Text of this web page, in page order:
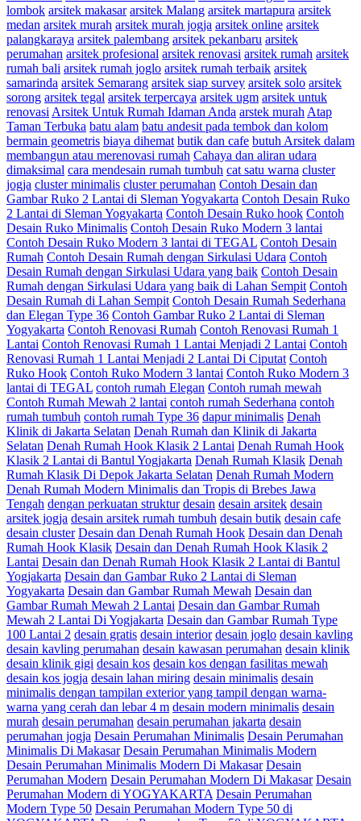
lombok arsitek makasar arsitek Malang arsitek martapura arsitek
medan arsitek murah arsitek murah jogja arsitek online arsitek
palangkaraya arsitek palembang arsitek pekanbaru arsitek
perumahan arsitek profesional arsitek renovasi arsitek rumah arsitek
rumah bali arsitek rumah joglo arsitek rumah terbaik arsitek
samarinda arsitek Semarang arsitek siap survey arsitek solo arsitek
sorong arsitek tegal arsitek terpercaya arsitek ugm arsitek untuk
renovasi Arsitek Untuk Rumah Idaman Anda arstek murah Atap
Taman Terbuka batu alam batu andesit pada tembok dan kolom
bermain geometris biaya dihemat butik dan cafe butuh Arsitek dalam
membangun atau merenovasi rumah Cahaya dan aliran udara
dimaksimal cara mendesain rumah tumbuh cat satu warna cluster
jogja cluster minimalis cluster perumahan Contoh Desain dan
Gambar Ruko 2 Lantai di Sleman Yogyakarta Contoh Desain Ruko
2 Lantai di Sleman Yogyakarta Contoh Desain Ruko hook Contoh
Desain Ruko Minimalis Contoh Desain Ruko Modern 3 lantai
Contoh Desain Ruko Modern 3 lantai di TEGAL Contoh Desain
Rumah Contoh Desain Rumah dengan Sirkulasi Udara Contoh
Desain Rumah dengan Sirkulasi Udara yang baik Contoh Desain
Rumah dengan Sirkulasi Udara yang baik di Lahan Sempit Contoh
Desain Rumah di Lahan Sempit Contoh Desain Rumah Sederhana
dan Elegan Type 36 Contoh Gambar Ruko 2 Lantai di Sleman
Yogyakarta Contoh Renovasi Rumah Contoh Renovasi Rumah 1
Lantai Contoh Renovasi Rumah 1 Lantai Menjadi 2 Lantai Contoh
Renovasi Rumah 1 Lantai Menjadi 2 Lantai Di Ciputat Contoh
Ruko Hook Contoh Ruko Modern 3 lantai Contoh Ruko Modern 3
lantai di TEGAL contoh rumah Elegan Contoh rumah mewah
Contoh Rumah Mewah 2 lantai contoh rumah Sederhana contoh
rumah tumbuh contoh rumah Type 36 dapur minimalis Denah
Klinik di Jakarta Selatan Denah Rumah dan Klinik di Jakarta
Selatan Denah Rumah Hook Klasik 2 Lantai Denah Rumah Hook
Klasik 2 Lantai di Bantul Yogjakarta Denah Rumah Klasik Denah
Rumah Klasik Di Depok Jakarta Selatan Denah Rumah Modern
Denah Rumah Modern Minimalis dan Tropis di Brebes Jawa
Tengah dengan perkuatan struktur desain desain arsitek desain
arsitek jogja desain arsitek rumah tumbuh desain butik desain cafe
desain cluster Desain dan Denah Rumah Hook Desain dan Denah
Rumah Hook Klasik Desain dan Denah Rumah Hook Klasik 2
Lantai Desain dan Denah Rumah Hook Klasik 2 Lantai di Bantul
Yogjakarta Desain dan Gambar Ruko 2 Lantai di Sleman
Yogyakarta Desain dan Gambar Rumah Mewah Desain dan
Gambar Rumah Mewah 2 Lantai Desain dan Gambar Rumah
Mewah 2 Lantai Di Yogjakarta Desain dan Gambar Rumah Type
100 Lantai 2 desain gratis desain interior desain joglo desain kavling
desain kavling perumahan desain kawasan perumahan desain klinik
desain klinik gigi desain kos desain kos dengan fasilitas mewah
desain kos jogja desain lahan miring desain minimalis desain
minimalis dengan tampilan exterior yang tampil dengan warna-
warna yang cerah dan lebar 4 m desain modern minimalis desain
murah desain perumahan desain perumahan jakarta desain
perumahan jogja Desain Perumahan Minimalis Desain Perumahan
Minimalis Di Makasar Desain Perumahan Minimalis Modern
Desain Perumahan Minimalis Modern Di Makasar Desain
Perumahan Modern Desain Perumahan Modern Di Makasar Desain
Perumahan Modern di YOGYAKARTA Desain Perumahan
Modern Type 50 Desain Perumahan Modern Type 50 di